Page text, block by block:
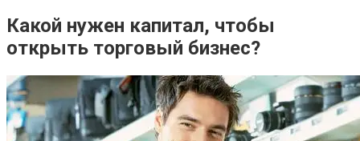
Какой нужен капитал, чтобы
открыть торговый бизнес?